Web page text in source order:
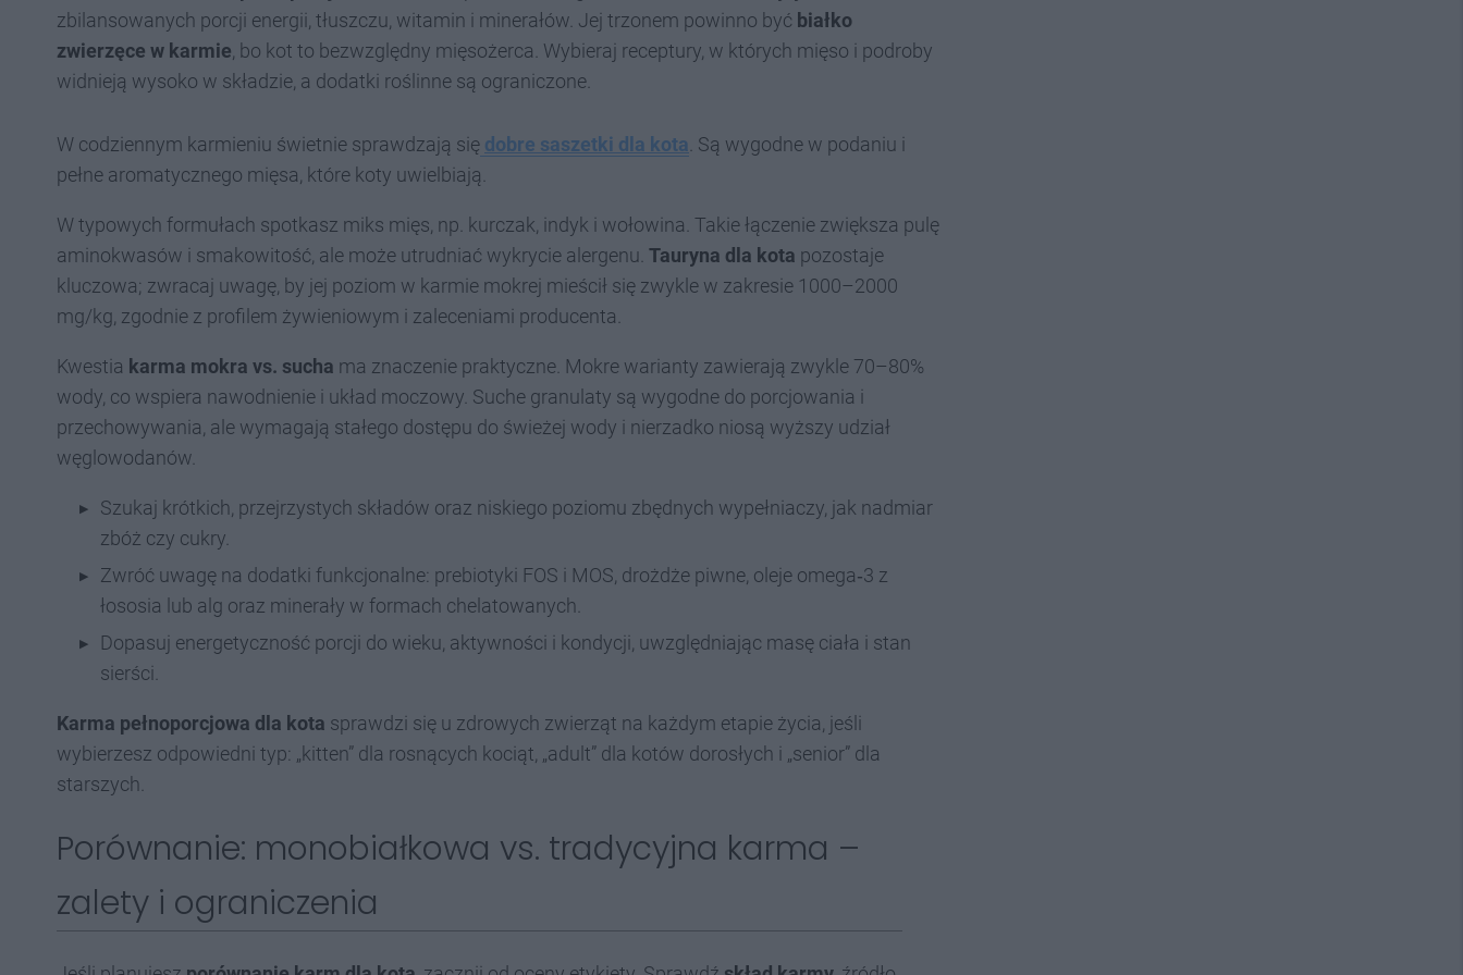
zbilansowanych porcji energii, tłuszczu, witamin i minerałów. Jej trzonem powinno być białko
zwierzęce w karmie , bo kot to bezwzględny mięsożerca. Wybieraj receptury, w których mięso i podroby
widnieją wysoko w składzie, a dodatki roślinne są ograniczone.
W codziennym karmieniu świetnie sprawdzają się dobre saszetki dla kota . Są wygodne w podaniu i
pełne aromatycznego mięsa, które koty uwielbiają.
W typowych formułach spotkasz miks mięs, np. kurczak, indyk i wołowina. Takie łączenie zwiększa pulę
aminokwasów i smakowitość, ale może utrudniać wykrycie alergenu. Tauryna dla kota pozostaje
kluczowa; zwracaj uwagę, by jej poziom w karmie mokrej mieścił się zwykle w zakresie 1000–2000
mg/kg, zgodnie z profilem żywieniowym i zaleceniami producenta.
Kwestia karma mokra vs. sucha ma znaczenie praktyczne. Mokre warianty zawierają zwykle 70–80%
wody, co wspiera nawodnienie i układ moczowy. Suche granulaty są wygodne do porcjowania i
przechowywania, ale wymagają stałego dostępu do świeżej wody i nierzadko niosą wyższy udział
węglowodanów.
Szukaj krótkich, przejrzystych składów oraz niskiego poziomu zbędnych wypełniaczy, jak nadmiar
zbóż czy cukry.
Zwróć uwagę na dodatki funkcjonalne: prebiotyki FOS i MOS, drożdże piwne, oleje omega‑3 z
łososia lub alg oraz minerały w formach chelatowanych.
Dopasuj energetyczność porcji do wieku, aktywności i kondycji, uwzględniając masę ciała i stan
sierści.
Karma pełnoporcjowa dla kota sprawdzi się u zdrowych zwierząt na każdym etapie życia, jeśli
wybierzesz odpowiedni typ: „kitten” dla rosnących kociąt, „adult” dla kotów dorosłych i „senior” dla
starszych.
Porównanie: monobiałkowa vs. tradycyjna karma –
zalety i ograniczenia